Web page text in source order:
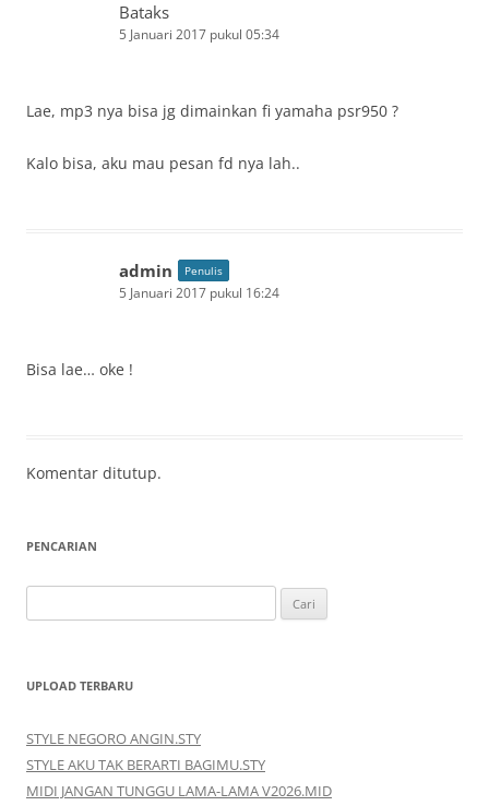
Bataks
5 Januari 2017 pukul 05:34
Lae, mp3 nya bisa jg dimainkan fi yamaha psr950 ?
Kalo bisa, aku mau pesan fd nya lah..
admin Penulis
5 Januari 2017 pukul 16:24
Bisa lae… oke !
Komentar ditutup.
PENCARIAN
untuk:
UPLOAD TERBARU
STYLE NEGORO ANGIN.STY
STYLE AKU TAK BERARTI BAGIMU.STY
MIDI JANGAN TUNGGU LAMA-LAMA V2026.MID